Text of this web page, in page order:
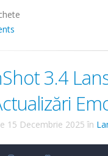
3.4
15 Decembrie 2025 în